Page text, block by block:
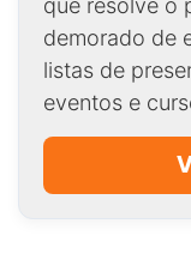
que resolve o
demorado de
listas de
eventos e